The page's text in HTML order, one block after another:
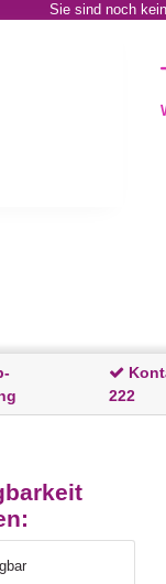
Sie sind noch
222